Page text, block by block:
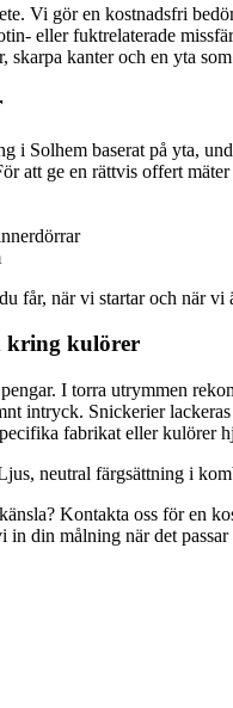
Vi gör en kostnadsfri
eller fuktrelaterade
skarpa kanter och en yta
i Solhem baserat på yta,
att ge en rättvis offert
får, när vi startar och när vi
kring kulörer
I torra utrymmen
intryck. Snickerier
fabrikat eller kulörer
neutral färgsättning i
Kontakta oss för en
in din målning när det passar